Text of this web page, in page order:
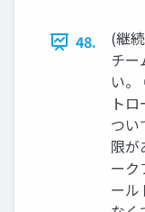
48.
(継
チー
い
ト
つ
限
ーク
ール